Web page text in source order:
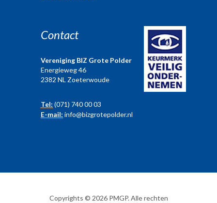
Contact
Vereniging BIZ Grote Polder
Energieweg 46
2382 NL Zoeterwoude
Tel: (071) 740 00 03
E-mail: info@bizgrotepolder.nl
Copyrights © 2026 PMGP. Alle rechten